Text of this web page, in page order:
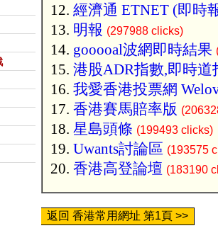
經濟通 ETNET (即時
明報 (297988 clicks)
gooooal波網即時結果
港股ADR指數,即時道
我愛香港投票網
香港賽馬賠率版
星島頭條 (199493 clicks)
Uwants討論區 (193575
香港高登論壇 (183190
返回 香港常用網址 第1頁 >>